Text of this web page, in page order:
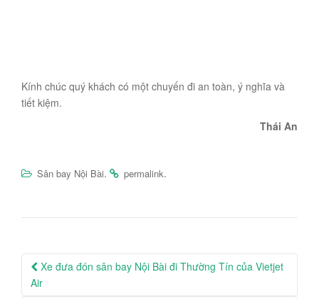
Kính chúc quý khách có một chuyến đi an toàn, ý nghĩa và
tiết kiệm.
Thái An
Sân bay Nội Bài. permalink.
Post
navigation
Xe đưa đón sân bay Nội Bài đi Thường Tín của Vietjet
Air